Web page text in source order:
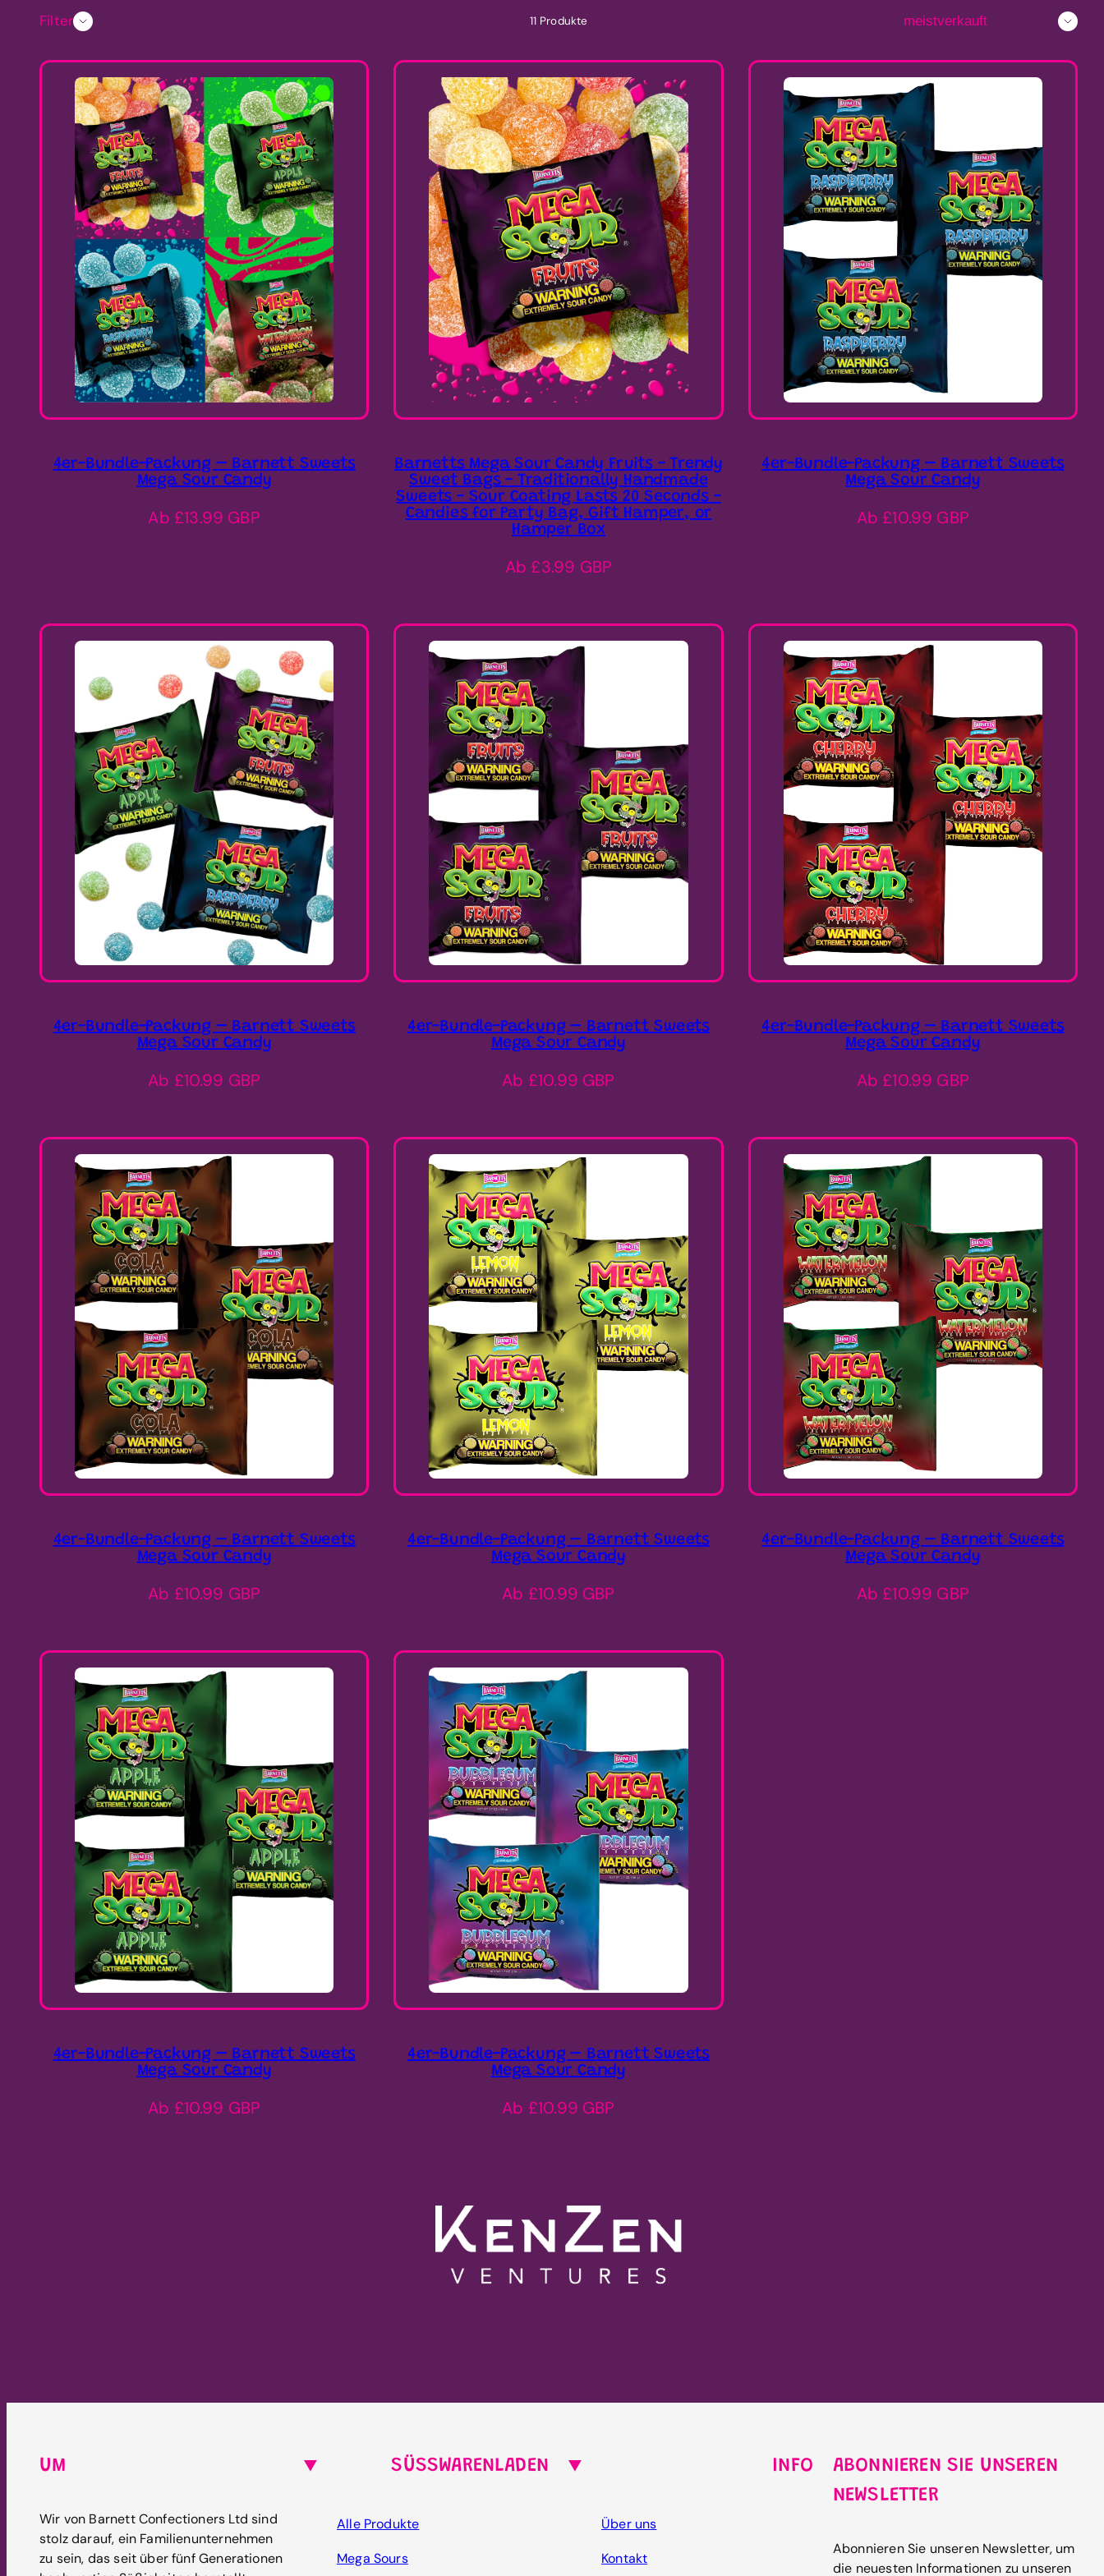
11 Produkte
Filter Sortieren
4er-Bundle-Packung – Barnett Sweets
Mega Sour Candy
Regulärer
Ab £13.99 GBP
Barnetts Mega Sour Candy Fruits - Trendy
Sweet Bags - Traditionally Handmade
Sweets - Sour Coating Lasts 20 Seconds -
Candies for Party Bag, Gift Hamper, or
Hamper Box
Regulärer
Ab £3.99 GBP
4er-Bundle-Packung – Barnett Sweets
Mega Sour Candy
Regulärer
Ab £10.99 GBP
4er-Bundle-Packung – Barnett Sweets
Mega Sour Candy
Regulärer
Ab £10.99 GBP
4er-Bundle-Packung – Barnett Sweets
Mega Sour Candy
Regulärer
Ab £10.99 GBP
4er-Bundle-Packung – Barnett Sweets
Mega Sour Candy
Regulärer
Ab £10.99 GBP
4er-Bundle-Packung – Barnett Sweets
Mega Sour Candy
Regulärer
Ab £10.99 GBP
4er-Bundle-Packung – Barnett Sweets
Mega Sour Candy
Regulärer
Ab £10.99 GBP
4er-Bundle-Packung – Barnett Sweets
Mega Sour Candy
Regulärer
Ab £10.99 GBP
4er-Bundle-Packung – Barnett Sweets
Mega Sour Candy
Regulärer
Ab £10.99 GBP
4er-Bundle-Packung – Barnett Sweets
Mega Sour Candy
Regulärer
Ab £10.99 GBP
UM
Wir von Barnett Confectioners Ltd sind
stolz darauf, ein Familienunternehmen
zu sein, das seit über fünf Generationen
SÜSSWARENLADEN
Alle Produkte
Mega Sours
INFO
Über uns
Kontakt
ABONNIEREN SIE UNSEREN
NEWSLETTER
Abonnieren Sie unseren Newsletter, um
die neuesten Informationen zu unseren